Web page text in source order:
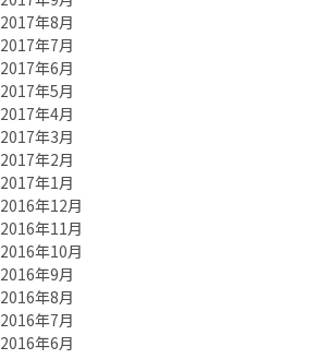
2017年8月
2017年7月
2017年6月
2017年5月
2017年4月
2017年3月
2017年2月
2017年1月
2016年12月
2016年11月
2016年10月
2016年9月
2016年8月
2016年7月
2016年6月